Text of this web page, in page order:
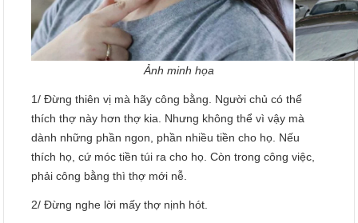
Ảnh minh họa
1/ Đừng thiên vị mà hãy công bằng. Người chủ có thể
thích thợ này hơn thợ kia. Nhưng không thể vì vậy mà
dành những phần ngon, phần nhiều tiền cho họ. Nếu
thích họ, cứ móc tiền túi ra cho họ. Còn trong công việc,
phải công bằng thì thợ mới nễ.
2/ Đừng nghe lời mấy thợ nịnh hót.